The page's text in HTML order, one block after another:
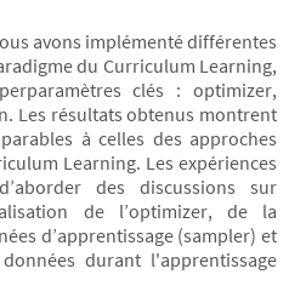
avons implémenté différentes
du Curriculum Learning,
clés : optimizer,
Les résultats obtenus montrent
à celles des approches
Learning. Les expériences
des discussions sur
de l’optimizer, de la
d’apprentissage (sampler) et
durant l'apprentissage